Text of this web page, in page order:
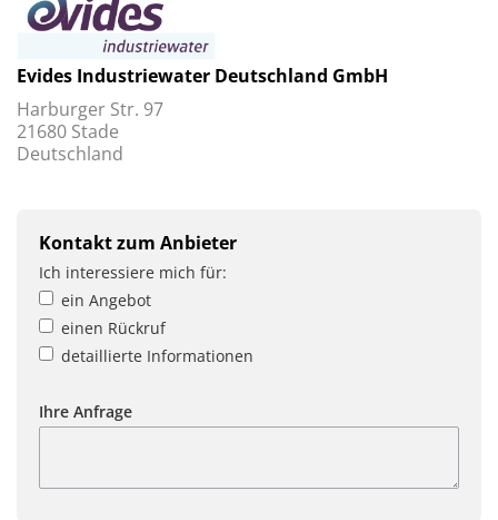
Evides Industriewater Deutschland GmbH
Harburger Str. 97
21680 Stade
Deutschland
Kontakt zum Anbieter
Ich interessiere mich für:
ein Angebot
einen Rückruf
detaillierte Informationen
Ihre Anfrage